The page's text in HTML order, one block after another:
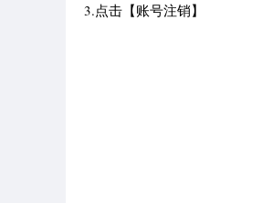
3.点击【账号注销】